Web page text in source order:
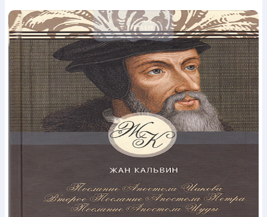
Супутні товари
ПеріодикаАудіоРучки кульковіВідеоГалантерея
Закладки для книгФутболкиБрелоки СумкиБіжутерія
БлокнотиЩоденники / щотижневикиВироби з дерева
Вироби з кераміки і глиниВироби з сріблаКартини
Навчальні мапиШкіряні виробиМагнітиМеталеві
виробиМіні-лампиНаклейкиНастільні ігриПакети
подарунковіПлакати Пластмасові виробиХустки
Подарункові карткиРозвиваючі ігриРепринтиСвічки
Чохли на БибліїГоловні убори
Канцелярскі товариКомп`ютерні ігри
Книга в комплекті
За додатковою інформацією дзвоніть за номером:+38